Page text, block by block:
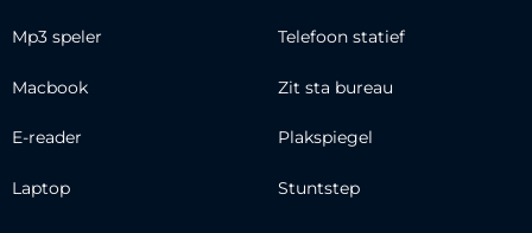
Mp3 speler
Macbook
E-reader
Laptop
Telefoon statief
Zit sta bureau
Plakspiegel
Stuntstep